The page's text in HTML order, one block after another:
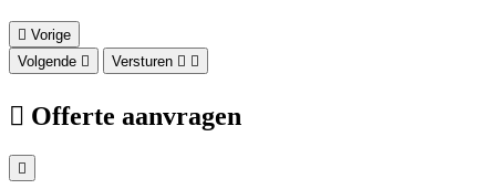
Vorige
Volgende
Versturen
Offerte aanvragen